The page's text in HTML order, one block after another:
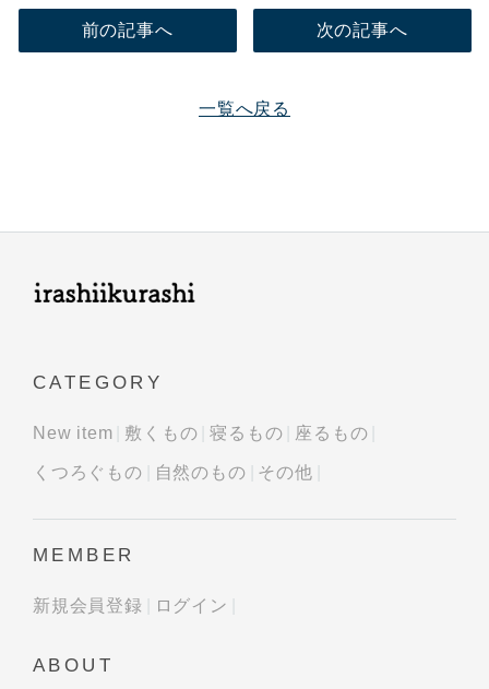
前の記事へ
一覧へ戻る
次の記事へ
CATEGORY
New item 敷くもの 寝るもの 座るもの
くつろぐもの 自然のもの その他
MEMBER
新規会員登録 ログイン
ABOUT